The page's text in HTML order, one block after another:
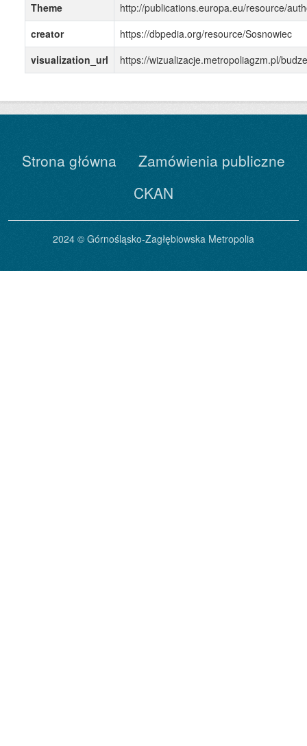
Theme
http://publications.europa.eu/resource/
creator
https://dbpedia.org/resource/Sosnowiec
visualization_url
https://wizualizacje.metropoliagzm.pl/
Strona główna
Zamówienia publiczne
CKAN
2024 © Górnośląsko-Zagłębiowska Metropolia